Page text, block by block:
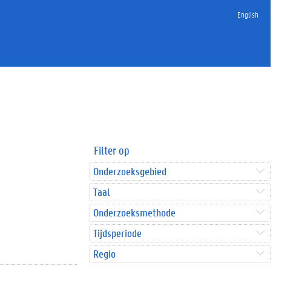
English
Filter op
Onderzoeksgebied
Taal
Onderzoeksmethode
Tijdsperiode
Regio